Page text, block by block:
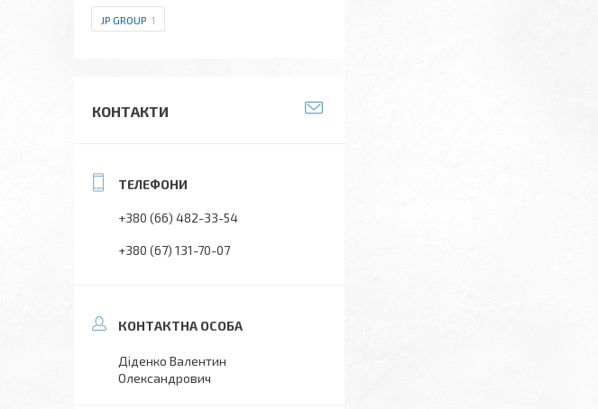
JP GROUP 1
КОНТАКТИ
+380 (66) 482-33-54
+380 (67) 131-70-07
Діденко Валентин
Олександрович